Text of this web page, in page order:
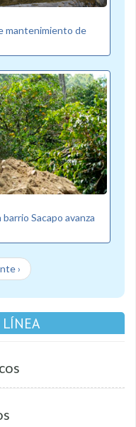
mantenimiento de
Sacapo avanza
›
LÍNEA